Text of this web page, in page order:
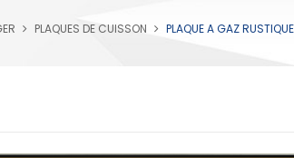
PLAQUES DE CUISSON PLAQUE A GAZ